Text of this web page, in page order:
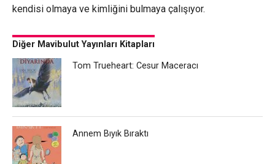
kendisi olmaya ve kimliğini bulmaya çalışıyor.
Diğer Mavibulut Yayınları Kitapları
Tom Trueheart: Cesur Maceracı
Annem Bıyık Bıraktı